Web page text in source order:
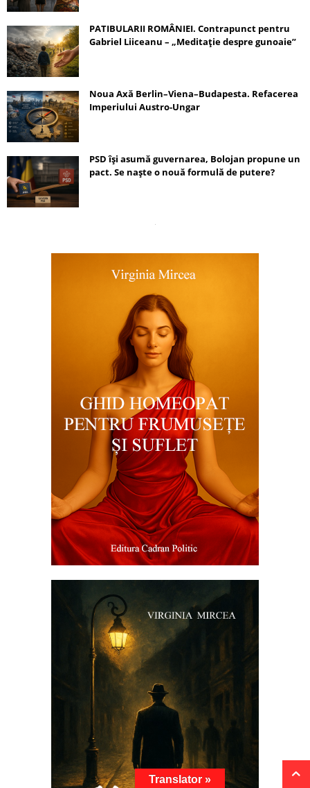
PATIBULARII ROMÂNIEI. Contrapunct pentru
Gabriel Liiceanu – „Meditație despre gunoaie”
Noua Axă Berlin–Viena–Budapesta. Refacerea
Imperiului Austro-Ungar
PSD își asumă guvernarea, Bolojan propune un
pact. Se naște o nouă formulă de putere?
Translator »